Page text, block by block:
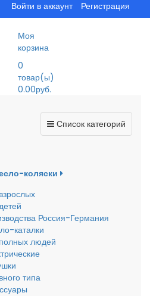
Войти в аккаунт Регистрация
Моя
корзина
0
товар(ы)
0.00руб.
Список категорий
коляски
Россия-Германия
каталки
людей
типа